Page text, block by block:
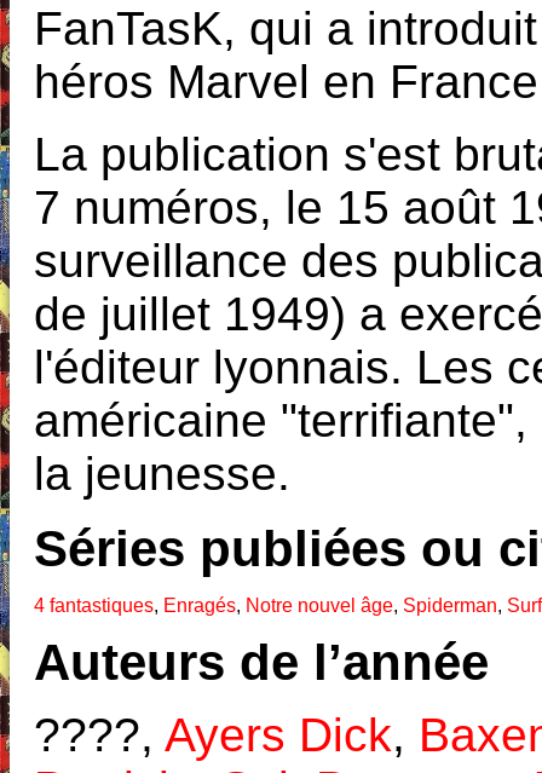
FanTasK, qui a
héros Marvel en
La publication s'est
7 numéros, le 15 août
surveillance des
de juillet 1949) a
l'éditeur lyonnais. Les
américaine
la jeunesse.
Séries publiées ou
4 fantastiques, Enragés, Notre nouvel âge, Spiderman,
Auteurs de l’année
????, Ayers Dick,